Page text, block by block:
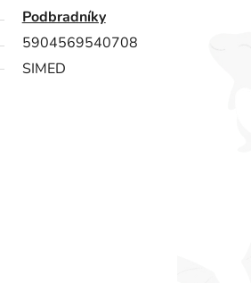
Podbradníky
5904569540708
SIMED